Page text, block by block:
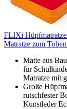
FLIXi
Matratze zum
Matte aus
für
Matratze mit
Große
rutschfester
Kunstleder